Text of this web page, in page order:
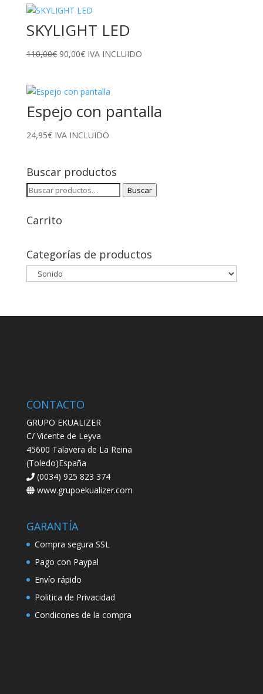
era:
17,00€.
es:
13,00€.
SKYLIGHT LED
110,00€ El
era:
110,00€.
90,00€El
es:
90,00€.
IVA INCLUIDO
Espejo con pantalla
24,95€ IVA INCLUIDO
Buscar productos
Buscar
Buscar
Carrito
Categorías de productos
CONTACTO
GRUPO EKUALIZER
C/ Vicente de Leyva
45600 Talavera de La Reina
(Toledo)España
(0034) 925 823 374
www.grupoekualizer.com
GARANTÍA
Compra segura SSL
Pago con Paypal
Envío rápido
Politica de Privacidad
Condicones de la compra